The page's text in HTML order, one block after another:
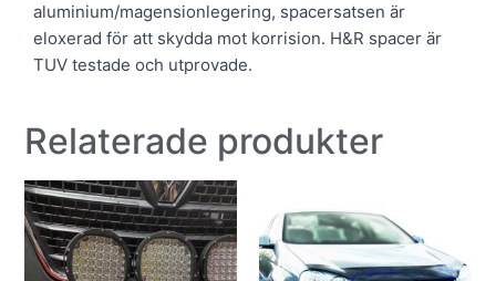
aluminium/magensionlegering, spacersatsen är
eloxerad för att skydda mot korrision. H&R spacer är
TUV testade och utprovade.
Relaterade produkter